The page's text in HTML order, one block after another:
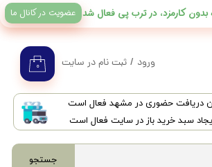
دریافت حضوری در مشهد فعال است
سبد خرید باز در سایت فعال است
جستجو
۰ ورود / ثبت نام در سایت
عضویت در کانال ما